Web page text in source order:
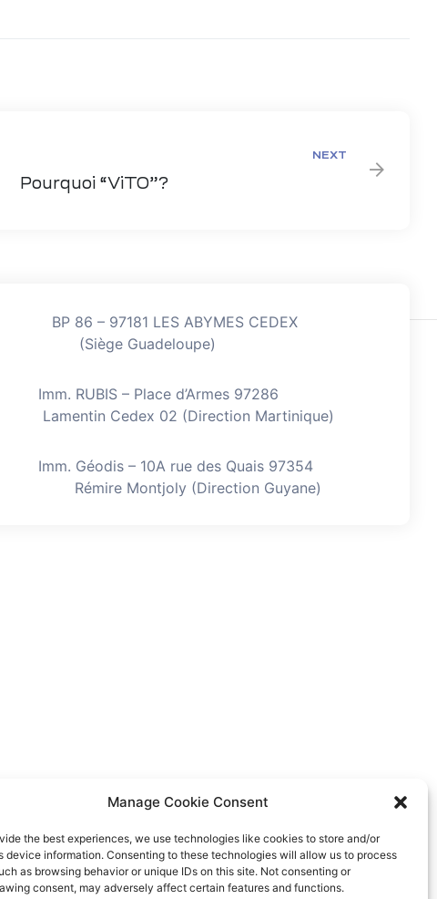
Manage Cookie Consent
the best experiences, we use technologies like cookies to store and/or
device information. Consenting to these technologies will allow us to process
as browsing behavior or unique IDs on this site. Not consenting or
consent, may adversely affect certain features and functions.
NEXT
Pourquoi “ViTO”?
BP 86 – 97181 LES ABYMES CEDEX
(Siège Guadeloupe)
Imm. RUBIS – Place d’Armes 97286
Lamentin Cedex 02 (Direction Martinique)
Imm. Géodis – 10A rue des Quais 97354
Rémire Montjoly (Direction Guyane)